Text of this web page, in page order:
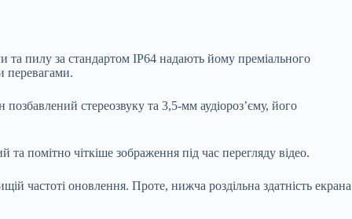
та пилу за стандартом IP64 надають йому преміального
перевагами.
стереозвуку та 3,5-мм аудіороз’єму, його
помітно чіткіше зображення під час перегляду відео.
частоті оновлення. Проте, нижча роздільна здатність екрана